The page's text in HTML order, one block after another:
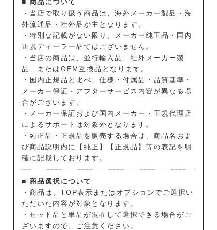
■ 商品について
・当店で取り扱う商品は、海外メーカー製品・海
外流通品・社外品が主となります。
・特別な記載がない限り、メーカー純正品・国内
正規ディーラー品ではございません。
・当店の商品は、並行輸入品、社外メーカー製
品、またはOEM互換品となります。
・国内正規品と比べ、仕様・付属品・品質基準・
メーカー保証・アフターサービス内容が異なる場
合がございます。
・メーカー保証および国内メーカー・正規代理店
によるサポートは対象外となります。
・純正品・正規品を販売する場合は、商品名およ
び商品説明内に【純正】【正規品】等の表記を明
確に記載しております。
■ 商品選択について
・商品は、TOP表示またはオプションでご選択い
ただいた内容が対象となります。
・セット品と単品が混在して選択できる場合がご
ざいますので、ご注意ください。